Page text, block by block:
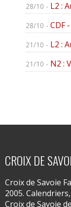
28/10 - L2 :
28/10 - CDF
21/10 - L2 :
21/10 - N2 :
CROIX DE
Croix de Savoie
2005.
Croix de Savoie